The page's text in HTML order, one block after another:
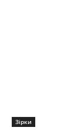
Зірки